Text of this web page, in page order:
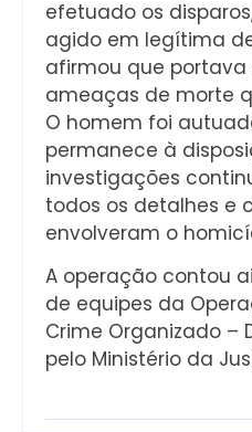
efetuado os
agido em legítima
afirmou que
ameaças de morte
O homem foi
permanece à
investigações
todos os detalhes e
envolveram o
A operação contou
de equipes da
Crime Organizado –
pelo Ministério da